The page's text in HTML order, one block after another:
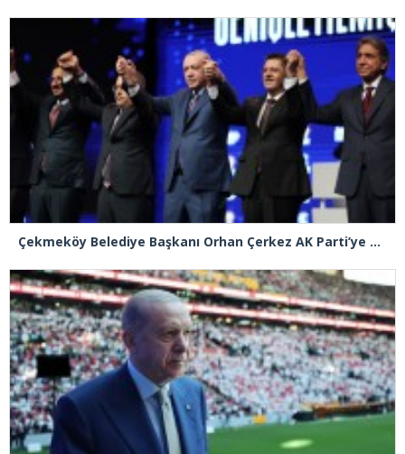
Çekmeköy Belediye Başkanı Orhan Çerkez AK Parti’ye katıldı